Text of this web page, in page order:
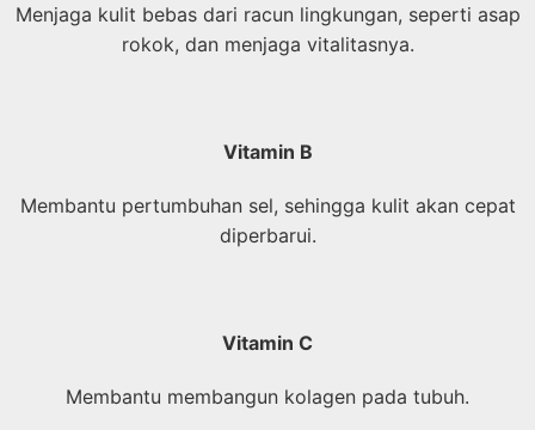
Menjaga kulit bebas dari racun lingkungan, seperti asap
rokok, dan menjaga vitalitasnya.
Vitamin B
Membantu pertumbuhan sel, sehingga kulit akan cepat
diperbarui.
Vitamin C
Membantu membangun kolagen pada tubuh.